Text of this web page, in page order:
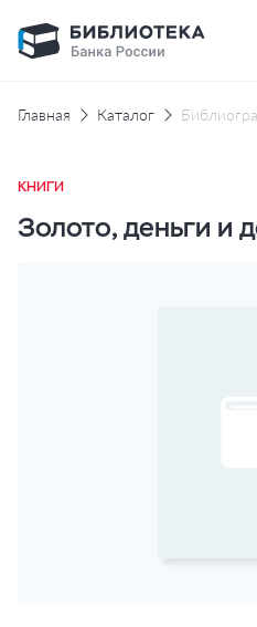
Главная Каталог
КНИГИ
Золото, деньги и